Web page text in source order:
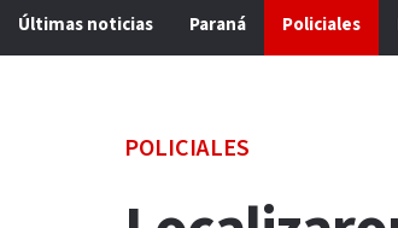
Últimas noticias Paraná Policiales
POLICIALES